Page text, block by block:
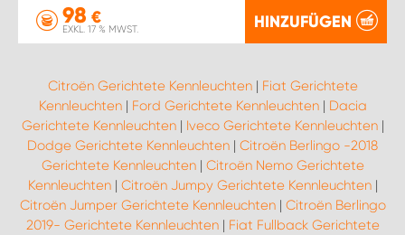
98 €
EXKL. 17 % MWST. HINZUFÜGEN
Citroën Gerichtete Kennleuchten| Fiat Gerichtete
Kennleuchten| Ford Gerichtete Kennleuchten| Dacia
Gerichtete Kennleuchten| Iveco Gerichtete Kennleuchten|
Dodge Gerichtete Kennleuchten | Citroën Berlingo -2018
Gerichtete Kennleuchten| Citroën Nemo Gerichtete
Kennleuchten| Citroën Jumpy Gerichtete Kennleuchten|
Citroën Jumper Gerichtete Kennleuchten| Citroën Berlingo
2019- Gerichtete Kennleuchten| Fiat Fullback Gerichtete